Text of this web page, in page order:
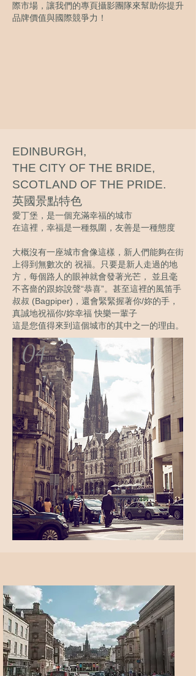
際市場，讓我們的專頁攝影團隊來幫助你提升
品牌價值與國際競爭力！
EDINBURGH,
THE CITY OF THE BRIDE,
SCOTLAND OF THE PRIDE.
英國景點特色
愛丁堡，是一個充滿幸福的城市
在這裡，幸福是一種氛圍，友善是一種態度
大概沒有一座城市會像這樣，新人們能夠在街
上得到無數次的 祝福。只要是新人走過的地
方，每個路人的眼神就會發著光芒， 並且毫
不吝嗇的跟妳說聲“恭喜”。甚至這裡的風笛手
叔叔 (Bagpiper)，還會緊緊握著你/妳的手，
真誠地祝福你/妳幸福 快樂一輩子
這是您值得來到這個城市的其中之一的理由。
04